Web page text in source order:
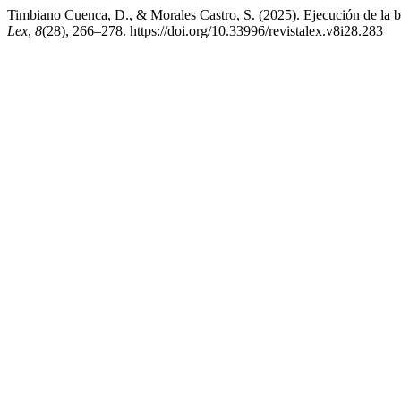
Timbiano Cuenca, D., & Morales Castro, S. (2025). Ejecución de la
Lex, 8(28), 266–278. https://doi.org/10.33996/revistalex.v8i28.283